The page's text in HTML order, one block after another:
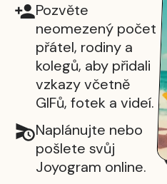
Pozvěte
neomezený počet
přátel, rodiny a
kolegů, aby přidali
vzkazy včetně
GIFů, fotek a videí.
Naplánujte nebo
pošlete svůj
Joyogram online.